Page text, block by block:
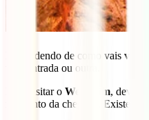
Dependendo de como vais
uma entrada ou outra.
Para visitar o West Rim, deves
momento da chegada. Existem